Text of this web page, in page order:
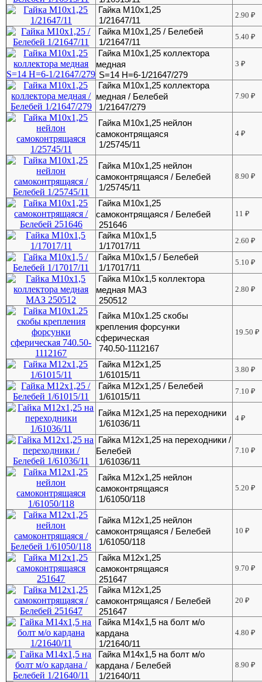
Гайка М10х1,25
1/21647/11
2.90₽
Гайка М10х1,25 / Белебей
1/21647/11
5.40₽
Гайка М10х1,25 коллектора
медная
S=14 H=6-1/21647/279
3₽
Гайка М10х1,25 коллектора
медная / Белебей
1/21647/279
7.90₽
Гайка М10х1,25 нейлон
самоконтрящаяся
1/25745/11
4₽
Гайка М10х1,25 нейлон
самоконтрящаяся / Белебей
1/25745/11
8.90₽
Гайка М10х1,25
самоконтрящаяся / Белебей
251646
11₽
Гайка М10х1,5
1/17017/11
2.60₽
Гайка М10х1,5 / Белебей
1/17017/11
5.10₽
Гайка М10х1,5 коллектора
медная МАЗ
250512
2.80₽
Гайка М10х1.25 скобы
крепления форсунки
сферическая
740.50-1112167
19.50₽
Гайка М12х1,25
1/61015/11
3.80₽
Гайка М12х1,25 / Белебей
1/61015/11
7.10₽
Гайка М12х1,25 на переходники
1/61036/11
4₽
Гайка М12х1,25 на переходники /
Белебей
1/61036/11
7.10₽
Гайка М12х1,25 нейлон
самоконтрящаяся
1/61050/118
5.20₽
Гайка М12х1,25 нейлон
самоконтрящаяся / Белебей
1/61050/118
10₽
Гайка М12х1,25
самоконтрящаяся
251647
9.70₽
Гайка М12х1,25
самоконтрящаяся / Белебей
251647
20₽
Гайка М14х1,5 на болт м/о
кардана
1/21640/11
4.80₽
Гайка М14х1,5 на болт м/о
кардана / Белебей
1/21640/11
8.90₽